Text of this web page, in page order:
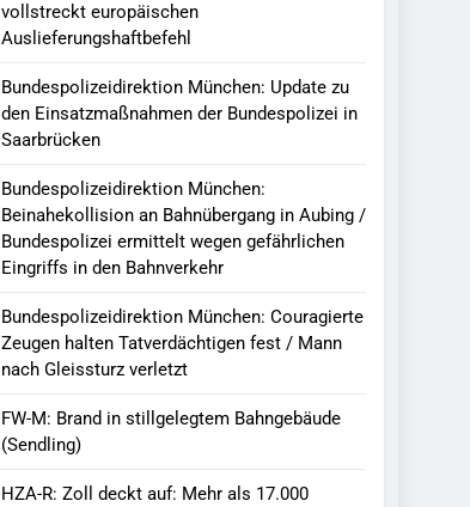
vollstreckt europäischen
Auslieferungshaftbefehl
Bundespolizeidirektion München: Update zu
den Einsatzmaßnahmen der Bundespolizei in
Saarbrücken
Bundespolizeidirektion München:
Beinahekollision an Bahnübergang in Aubing /
Bundespolizei ermittelt wegen gefährlichen
Eingriffs in den Bahnverkehr
Bundespolizeidirektion München: Couragierte
Zeugen halten Tatverdächtigen fest / Mann
nach Gleissturz verletzt
FW-M: Brand in stillgelegtem Bahngebäude
(Sendling)
HZA-R: Zoll deckt auf: Mehr als 17.000